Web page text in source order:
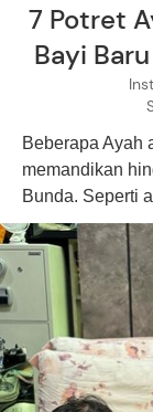
7 Potret
Bayi
Beberapa Ayah
memandikan
Bunda. Seperti